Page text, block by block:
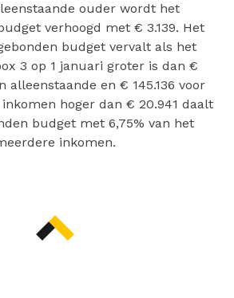
ouder wordt het
verhoogd met € 3.139. Het
budget vervalt als het
3 op 1 januari groter is dan €
alleenstaande en € 145.136 voor
hoger dan € 20.941 daalt
budget met 6,75% van het
inkomen.